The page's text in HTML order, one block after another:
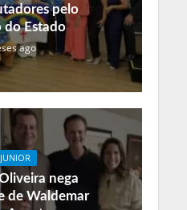
pelo
do Estado
ago
nega
de Waldemar